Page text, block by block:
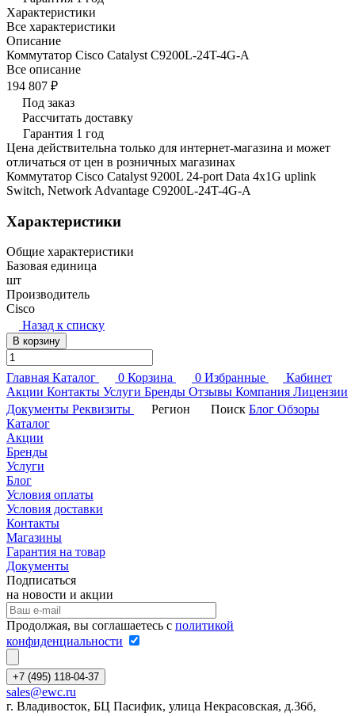
Характеристики
Все характеристики
Описание
Коммутатор Cisco Catalyst C9200L-24T-4G-A
Все описание
194 807 ₽
Под заказ
Рассчитать доставку
Гарантия 1 год
Цена действительна только для интернет-магазина и может
отличаться от цен в розничных магазинах
Коммутатор Cisco Catalyst 9200L 24-port Data 4x1G uplink
Switch, Network Advantage C9200L-24T-4G-A
Характеристики
Общие характеристики
Базовая единица
шт
Производитель
Cisco
Назад к списку
В корзину
Главная Каталог 0 Корзина 0 Избранные
Кабинет
Акции Контакты Услуги Бренды Отзывы Компания Лицензии
Документы Реквизиты Регион Поиск Блог Обзоры
Каталог
Акции
Бренды
Услуги
Блог
Условия оплаты
Условия доставки
Контакты
Магазины
Гарантия на товар
Документы
Подписаться
на новости и акции
Продолжая, вы соглашаетесь с политикой
конфиденциальности
+7 (495) 118-04-37
sales@ewc.ru
г. Владивосток, БЦ Пасифик, улица Некрасовская, д.36б,